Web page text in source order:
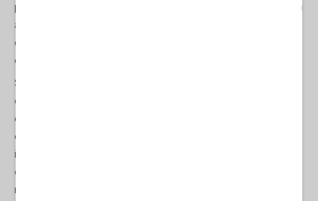
più potente alleato in NATO si è fatto ponte tra loro e questa realtà
allineata lungo i confini meridionali della Russia. Tutti gli Stati
dell’OTS hanno plaudito all’impresa turco-azero-israeliana
contro l’Armenia cristiana.
Subito evidente l’interesse degli USA per questa struttura
collocata a ridosso delle due potenze mondiali concorrenti, nel
cuore dell’Asia dove si trovano almeno 25 dei 45 minerali
essenziali per le tecnologie Big Tech. Segue l’intenzione di
investirvi un significativo capitale politico, con offerte di
collaborazione in materia di economia e sicurezza, come
manifestate ai primi dell’anno con la visita alla regione del vice